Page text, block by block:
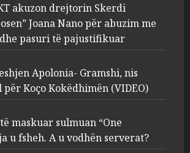
Apolonia- Gramshi, nis
procedim penal për Koço
Kokëdhimën (VIDEO)
MARCH 27, 2025
FOTO/ Persona të maskuar
sulmuan “One Albania”,
ngjarja u fsheh. A u vodhën
serverat?
MARCH 25, 2025
akuzon drejtorin Skerdi
Joana Nano për abuzim me
pasuri të pajustifikuar
Apolonia- Gramshi, nis
Koço Kokëdhimën (VIDEO)
maskuar sulmuan “One
u fsheh. A u vodhën serverat?